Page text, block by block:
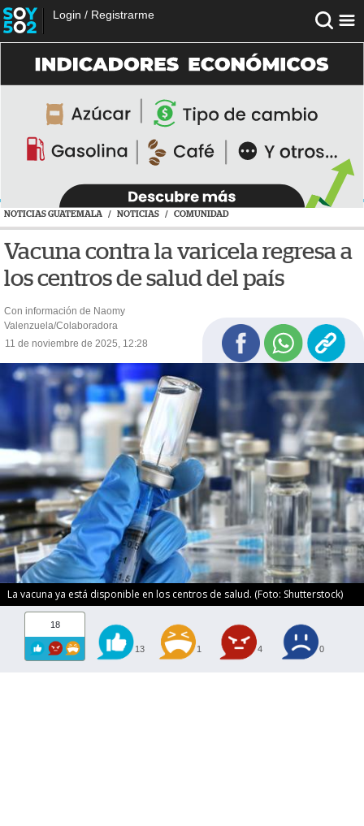
Login / Registrarme
NOTICIAS GUATEMALA / NOTICIAS / COMUNIDAD
Vacuna contra la varicela regresa a
los centros de salud del país
Con información de Naomy
Valenzuela/Colaboradora
11 de noviembre de 2025, 12:28
La vacuna ya está disponible en los centros de salud. (Foto: Shutterstock)
18
13 1 4 0